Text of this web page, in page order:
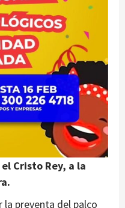
Cristo Rey, a la
la preventa del palco